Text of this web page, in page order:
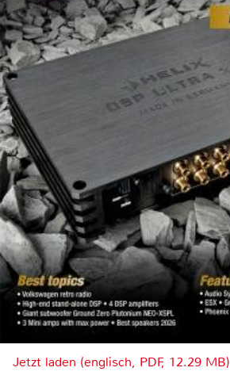
Jetzt laden (englisch, PDF, 12.29 MB)